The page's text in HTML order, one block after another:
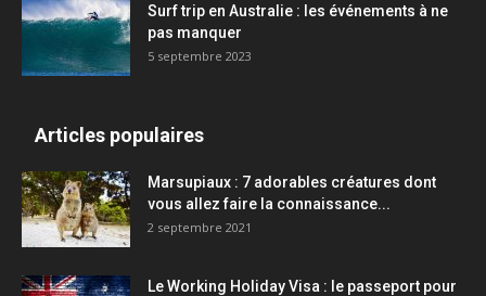
Surf trip en Australie : les événements à ne
pas manquer
5 septembre 2023
Articles populaires
Marsupiaux : 7 adorables créatures dont
vous allez faire la connaissance...
2 septembre 2021
Le Working Holiday Visa : le passeport pour